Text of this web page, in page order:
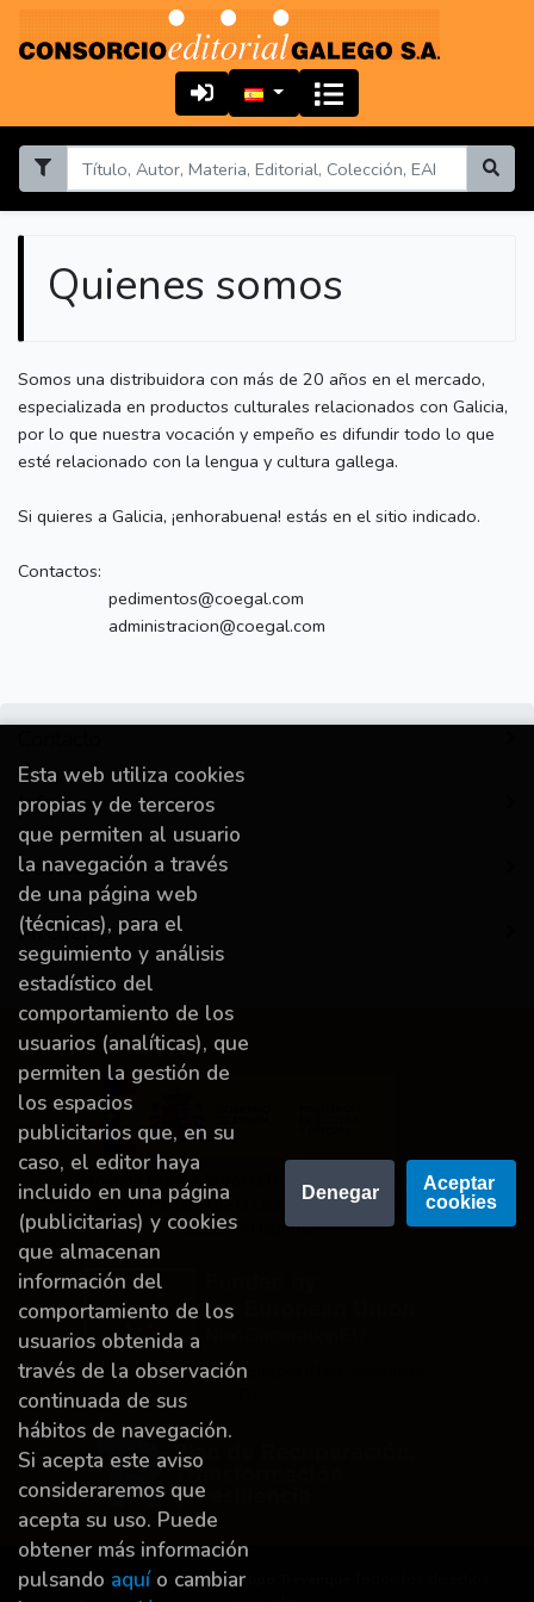
Quienes somos
Somos una distribuidora con más de 20 años en el mercado,
especializada en productos culturales relacionados con Galicia,
por lo que nuestra vocación y empeño es difundir todo lo que
esté relacionado con la lengua y cultura gallega.
Si quieres a Galicia, ¡enhorabuena! estás en el sitio indicado.
Contactos:
pedimentos@coegal.com
administracion@coegal.com
Información
Destacado
Mi cuenta
Proyecto financiado por la Dirección General del
Libro y Fomento de la Lectura, Ministerio de
Cultura y Deporte.
Financiado por la Unión Europea-Next Generation
Derechos de autor © 2026Grupo Trevenque
Esta web utiliza cookies
propias y de terceros
que permiten al usuario
la navegación a través
de una página web
(técnicas), para el
seguimiento y análisis
estadístico del
comportamiento de los
usuarios (analíticas), que
permiten la gestión de
los espacios
publicitarios que, en su
caso, el editor haya
incluido en una página
(publicitarias) y cookies
que almacenan
información del
comportamiento de los
usuarios obtenida a
través de la observación
continuada de sus
hábitos de navegación.
Si acepta este aviso
consideraremos que
acepta su uso. Puede
obtener más información
pulsando aquío cambiar
Denegar
Aceptar
cookies